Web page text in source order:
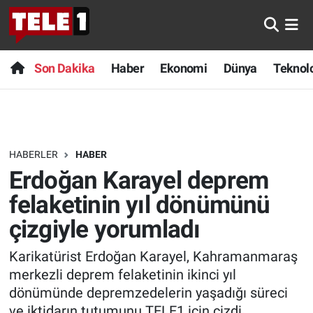
Son Dakika Haber Ekonomi Dünya
HABERLER HABER
Erdoğan Karayel deprem
felaketinin yıl dönümünü
çizgiyle yorumladı
Karikatürist Erdoğan Karayel, Kahramanmaraş
merkezli deprem felaketinin ikinci yıl
dönümünde depremzedelerin yaşadığı süreci
Anında Manşet
Başka Sohbetler
Bilim turu
Bilim ve Teknoloji Evreni
Doğa Konuşuyor
Dünya
Ege Saati
Son Dakika
Haber
Dünya
Teknoloji
Sağlık
Spor
Yayın Akışı
Nöbetçi Eczaneler
Hava Durumu
Trafik Durumu
Süper Lig Puan Durumu ve Fikstür
Tüm Manşetler
Son Dakika Haberleri
Haber Arşivi